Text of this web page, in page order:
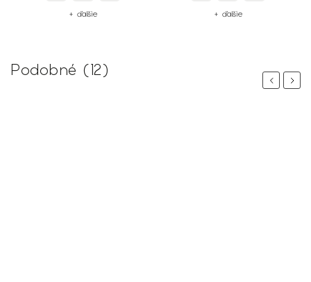
+ ďalšie + ďalšie
Podobné (12)
PreviousNext